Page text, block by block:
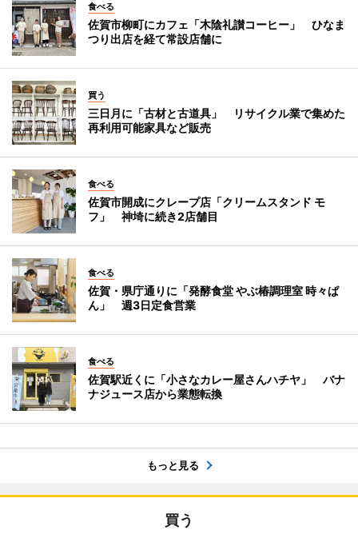
食べる
佐賀市柳町にカフェ「木陰礼讃コーヒー」 ひなま
つり出店を経て常設店舗に
買う
三日月に「古材と古道具」 リサイクル業で集めた
再利用可能家具など販売
食べる
佐賀市開成にクレープ店「クリームスタンド モ
フ」 神埼に続き2店舗目
食べる
佐賀・県庁通りに「発酵食堂 やぶ椿調理室 時々ぱ
ん」 週3日定食営業
食べる
佐賀駅近くに「小さなカレー屋さんハチヤ」 バナ
ナジュース店から業態転換
もっと見る
買う